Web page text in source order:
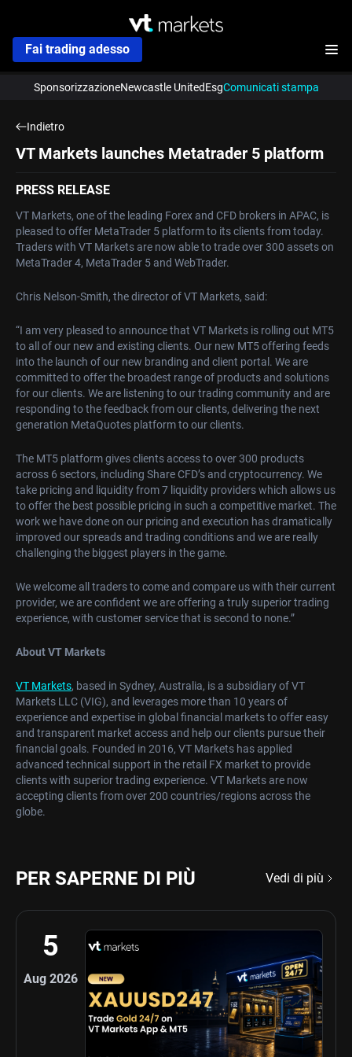
Fai trading adesso
SponsorizzazioneNewcastle UnitedEsgComunicati stampa
Indietro
VT Markets launches Metatrader 5 platform
PRESS RELEASE
VT Markets, one of the leading Forex and CFD brokers in APAC, is
pleased to offer MetaTrader 5 platform to its clients from today.
Traders with VT Markets are now able to trade over 300 assets on
MetaTrader 4, MetaTrader 5 and WebTrader.
Chris Nelson-Smith, the director of VT Markets, said:
“I am very pleased to announce that VT Markets is rolling out MT5
to all of our new and existing clients. Our new MT5 offering feeds
into the launch of our new branding and client portal. We are
committed to offer the broadest range of products and solutions
for our clients. We are listening to our trading community and are
responding to the feedback from our clients, delivering the next
generation MetaQuotes platform to our clients.
The MT5 platform gives clients access to over 300 products
across 6 sectors, including Share CFD’s and cryptocurrency. We
take pricing and liquidity from 7 liquidity providers which allows us
to offer the best possible pricing in such a competitive market. The
work we have done on our pricing and execution has dramatically
improved our spreads and trading conditions and we are really
challenging the biggest players in the game.
We welcome all traders to come and compare us with their current
provider, we are confident we are offering a truly superior trading
experience, with customer service that is second to none.”
About VT Markets
VT Markets, based in Sydney, Australia, is a subsidiary of VT
Markets LLC (VIG), and leverages more than 10 years of
experience and expertise in global financial markets to offer easy
and transparent market access and help our clients pursue their
financial goals. Founded in 2016, VT Markets has applied
advanced technical support in the retail FX market to provide
clients with superior trading experience. VT Markets are now
accepting clients from over 200 countries/regions across the
globe.
PER SAPERNE DI PIÙ Vedi di più
5
Aug 2026